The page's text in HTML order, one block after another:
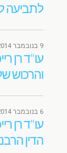
לתביעה
9 בנובמבר 2014
עו"ד רן
והרכוש
6 בנובמבר 2014
עו"ד רן
הדין